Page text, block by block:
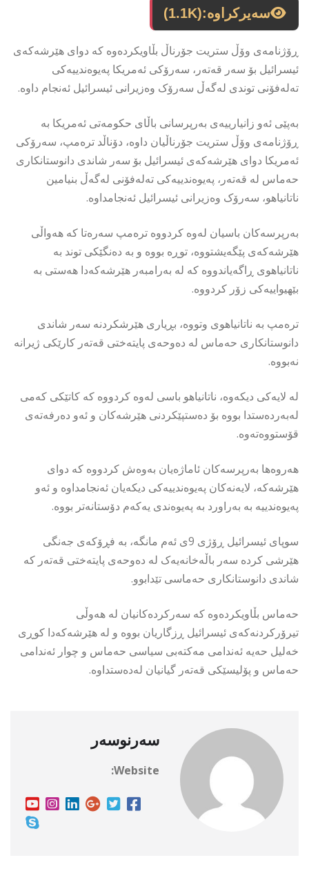
سەیرکراوە:(1.1K)
ڕۆژنامەی وۆڵ ستریت جۆرناڵ بڵاویکردەوە کە دوای هێرشەکەی
ئیسرائیل بۆ سەر قەتەر، سەرۆکی ئەمریکا پەیوەندییەکی
تەلەفۆنی توندی لەگەڵ سەرۆک وەزیرانی ئیسرائیل ئەنجام داوە.
بەپێی ئەو زانیارییەی بەرپرسانی باڵای حکومەتی ئەمریکا بە
ڕۆژنامەی وۆڵ ستریت جۆرناڵیان داوە، دۆناڵد ترەمپ، سەرۆکی
ئەمریکا دوای هێرشەکەی ئیسرائیل بۆ سەر شاندی دانوستانکاری
حەماس لە قەتەر، پەیوەندییەکی تەلەفۆنی لەگەڵ بنیامین
ناتانیاهو، سەرۆک وەزیرانی ئیسرائیل ئەنجامداوە.
بەرپرسەکان باسیان لەوە کردووە ترەمپ سەرەتا کە هەواڵی
هێرشەکەی پێگەیشتووە، توڕە بووە و بە دەنگێکی توند بە
ناتانیاهوی ڕاگەیاندووە کە لە بەرامبەر هێرشەکەدا هەستی بە
بێهیواییەکی زۆر کردووە.
ترەمپ بە ناتانیاهوی وتووە، بڕیاری هێرشکردنە سەر شاندی
دانوستانکاری حەماس لە دەوحەی پایتەختی قەتەر کارێکی ژیرانە
نەبووە.
لە لایەکی دیکەوە، ناتانیاهو باسی لەوە کردووە کە کاتێکی کەمی
لەبەردەستدا بووە بۆ دەستپێکردنی هێرشەکان و ئەو دەرفەتەی
قۆستووەتەوە.
هەروەها بەرپرسەکان ئاماژەیان بەوەش کردووە کە دوای
هێرشەکە، لایەنەکان پەیوەندییەکی دیکەیان ئەنجامداوە و ئەو
پەیوەندییە بە بەراورد بە پەیوەندی یەکەم دۆستانەتر بووە.
سوپای ئیسرائیل ڕۆژی 9ی ئەم مانگە، بە فڕۆکەی جەنگی
هێرشی کردە سەر باڵەخانەیەک لە دەوحەی پایتەختی قەتەر کە
شاندی دانوستانکاری حەماسی تێدابوو.
حەماس بڵاویکردەوە کە سەرکردەکانیان لە هەوڵی
تیرۆرکردنەکەی ئیسرائیل ڕزگاریان بووە و لە هێرشەکەدا کوڕی
خەلیل حەیە ئەندامی مەکتەبی سیاسی حەماس و چوار ئەندامی
حەماس و پۆلیسێکی قەتەر گیانیان لەدەستداوە.
سەرنوسەر
Website: